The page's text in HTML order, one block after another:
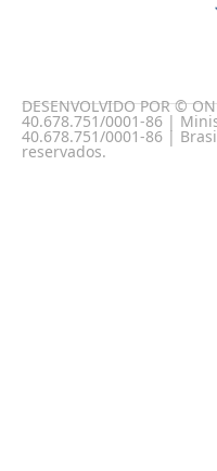
DESENVOLVIDO POR ©
40.678.751/0001-86 |
40.678.751/0001-86 |
reservados.